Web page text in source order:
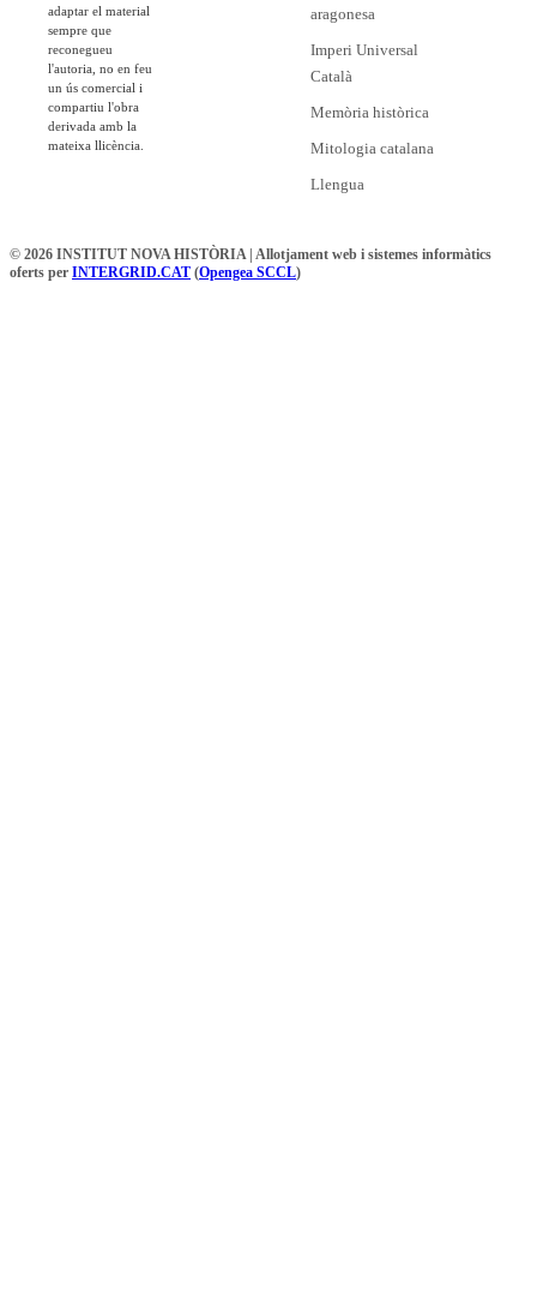
adaptar el material
sempre que
reconegueu
l'autoria, no en feu
un ús comercial i
compartiu l'obra
derivada amb la
mateixa llicència.
aragonesa
Imperi Universal
Català
Memòria històrica
Mitologia catalana
Llengua
© 2026 INSTITUT NOVA HISTÒRIA | Allotjament web i sistemes informàtics
oferts per INTERGRID.CAT (Opengea SCCL)